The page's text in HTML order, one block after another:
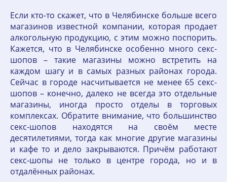
Если кто-то скажет, что в Челябинске больше всего
магазинов известной компании, которая продает
алкогольную продукцию, с этим можно поспорить.
Кажется, что в Челябинске особенно много секс-
шопов – такие магазины можно встретить на
каждом шагу и в самых разных районах города.
Сейчас в городе насчитывается не менее 65 секс-
шопов – конечно, далеко не всегда это отдельные
магазины, иногда просто отделы в торговых
комплексах. Обратите внимание, что большинство
секс-шопов находятся на своём месте
десятилетиями, тогда как многие другие магазины
и кафе то и дело закрываются. Причём работают
секс-шопы не только в центре города, но и в
отдалённых районах.